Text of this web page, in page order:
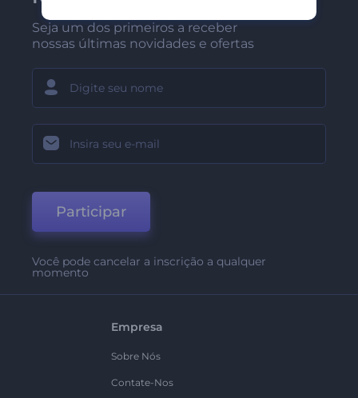
Seja um dos primeiros a receber
nossas últimas novidades e ofertas
Participar
Você pode cancelar a inscrição a qualquer
momento
Empresa
Sobre Nós
Contate-Nos